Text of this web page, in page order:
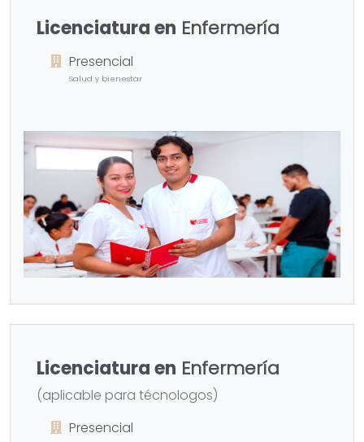
Licenciatura en Enfermería
Presencial
Salud y bienestar
Licenciatura en Enfermería
(aplicable para técnologos)
Presencial